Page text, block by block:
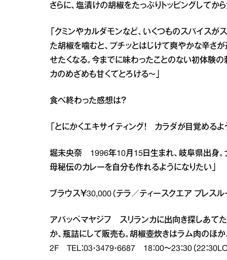
さらに、塩漬けの胡椒をたっぷりトッピングしてから
「クミンやカルダモンなど、いくつものスパイス
た胡椒を噛むと、プチッとはじけて爽やかな辛さ
せたくなる。今までに味わったことのない初体験
カのめざめも甘くてとろける～」
食べ終わった感想は？
「とにかくエキサイティング！ カラダが目覚める
堀未央奈 1996年10月15日生まれ、岐阜県出身。
母秘伝のカレーを自分も作れるようになりたい」
ブラウス￥30,000（テラ／ティースクエア プレスル
アパッペマヤジフ スリランカに出向き探しあて
か、瓶詰にして販売も。胡椒壺炊きはラム肉のほ
2F TEL：03・3479・6687 18：00～23：30（22：